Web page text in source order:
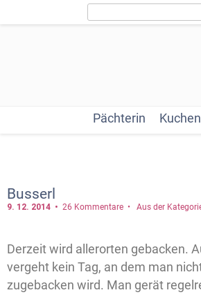
Pächterin
Busserl
9. 12. 2014 26 Kommentare Aus der
Derzeit wird allerorten gebacken.
vergeht kein Tag, an dem man
zugebacken wird. Man gerät